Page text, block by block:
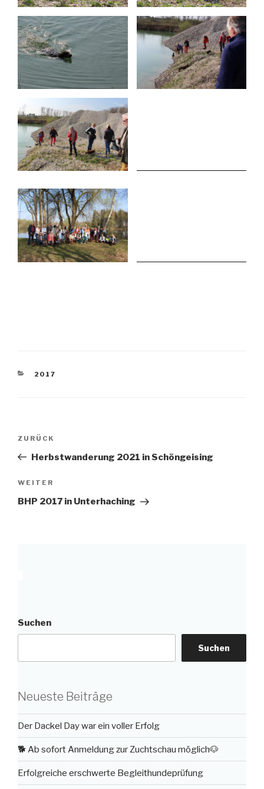
KATEGORIEN
2017
Beitragsnavigation
Vorheriger
Beitrag
ZURÜCK
Herbstwanderung 2021 in Schöngeising
Nächster
Beitrag
WEITER
BHP 2017 in Unterhaching
Suchen
Suchen
Neueste Beiträge
Der Dackel Day war ein voller Erfolg
🐕 Ab sofort Anmeldung zur Zuchtschau möglich🐶
Erfolgreiche erschwerte Begleithundeprüfung